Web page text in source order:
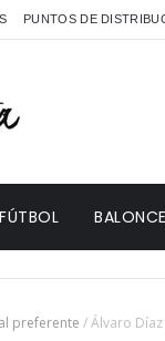
PUNTOS DE
FÚTBOL
preferente /Álvaro